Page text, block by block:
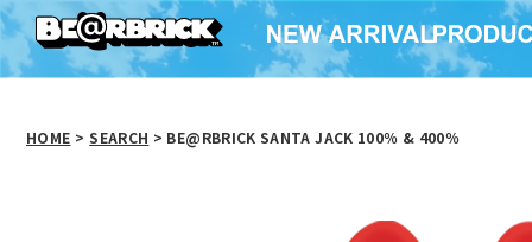
HOME > SEARCH > BE@RBRICK SANTA JACK 100％ & 400％